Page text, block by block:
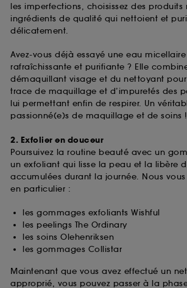
les imperfections, choisissez des produits
ingrédients de qualité qui nettoient et
délicatement.
Avez-vous déjà essayé une eau
rafraîchissante et purifiante ? Elle
démaquillant visage et du nettoyant
trace de maquillage et d’impuretés des
lui permettant enfin de respirer. Un
passionné(e)s de maquillage et de soins !
2. Exfolier en douceur
Poursuivez la routine beauté avec un
un exfoliant qui lisse la peau et la libère
accumulées durant la journée. Nous
en particulier :
les gommages exfoliants Wishful
les peelings The Ordinary
les soins Olehenriksen
les gommages Collistar
Maintenant que vous avez effectué un
approprié, vous pouvez passer à la